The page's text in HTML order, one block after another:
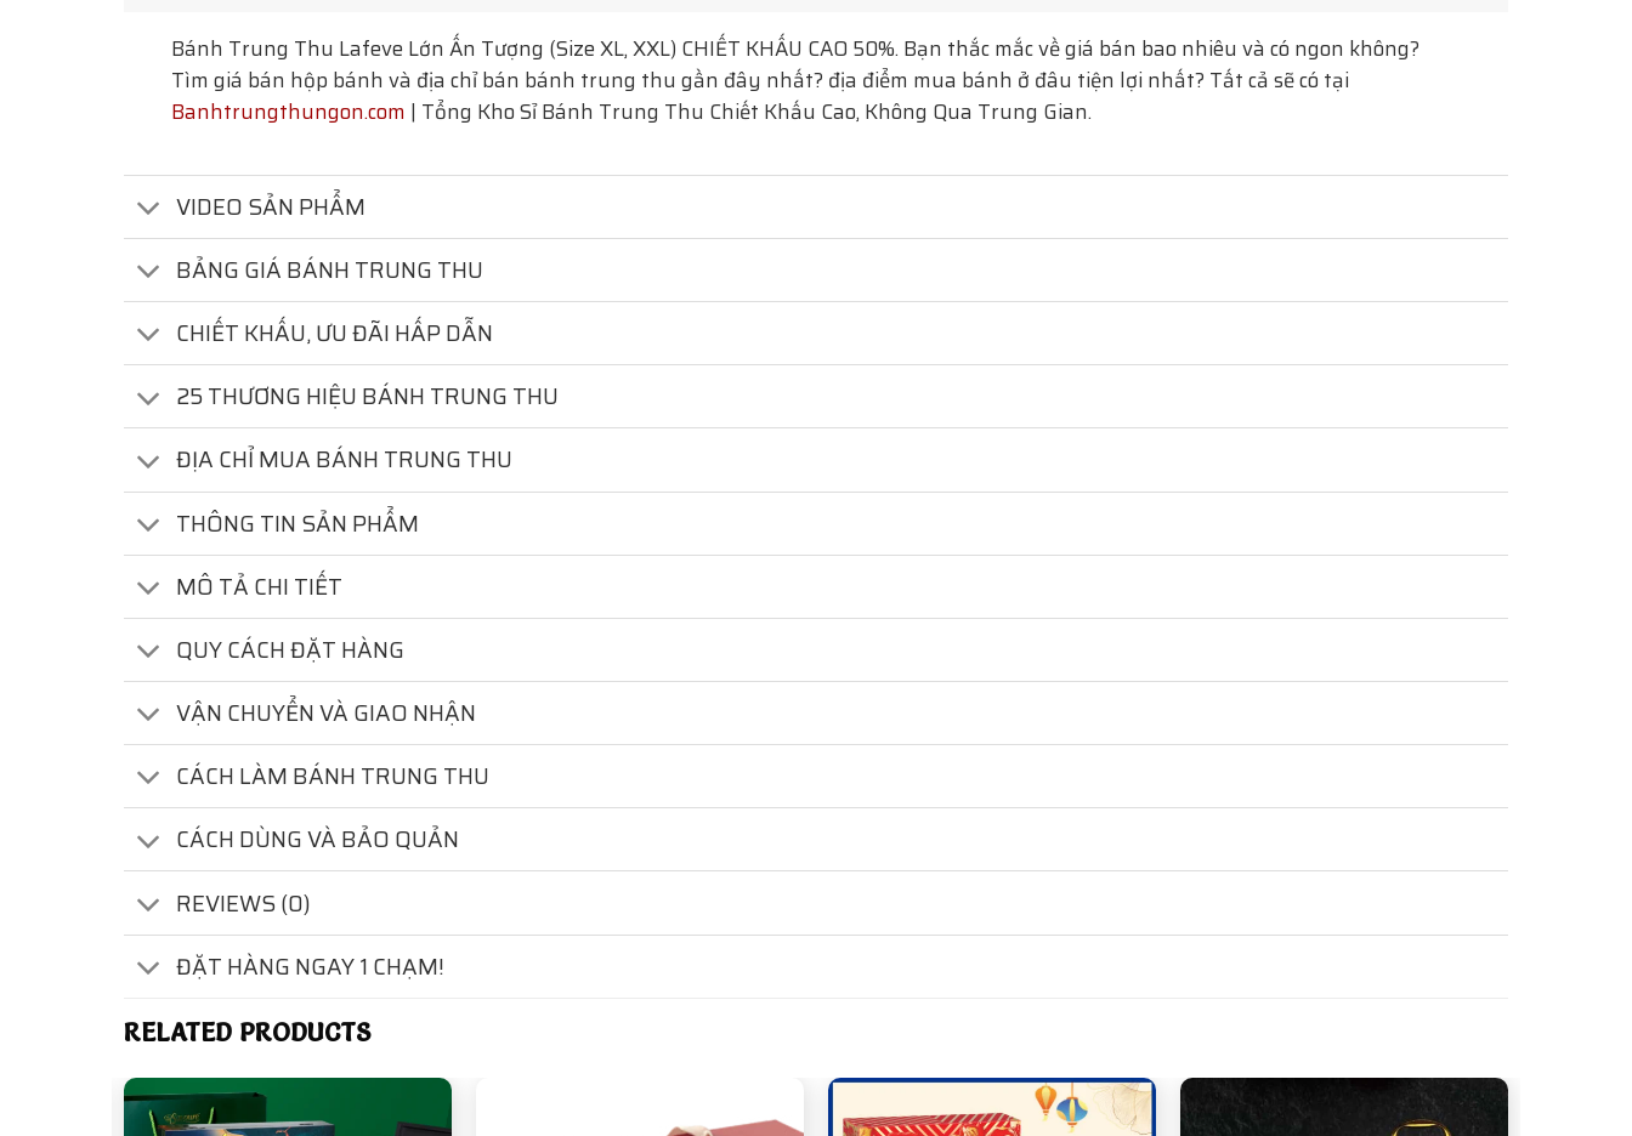
Bánh Trung Thu Lafeve Lớn Ấn Tượng (Size XL, XXL) CHIẾT KHẤU CAO 50%. Bạn thắc mắc về giá bán bao nhiêu và có ngon không?
Tìm giá bán hộp bánh và địa chỉ bán bánh trung thu gần đây nhất? địa điểm mua bánh ở đâu tiện lợi nhất? Tất cả sẽ có tại
Banhtrungthungon.com | Tổng Kho Sỉ Bánh Trung Thu Chiết Khấu Cao, Không Qua Trung Gian.
VIDEO SẢN PHẨM
BẢNG GIÁ BÁNH TRUNG THU
CHIẾT KHẤU, ƯU ĐÃI HẤP DẪN
25 THƯƠNG HIỆU BÁNH TRUNG THU
ĐỊA CHỈ MUA BÁNH TRUNG THU
THÔNG TIN SẢN PHẨM
MÔ TẢ CHI TIẾT
QUY CÁCH ĐẶT HÀNG
VẬN CHUYỂN VÀ GIAO NHẬN
CÁCH LÀM BÁNH TRUNG THU
CÁCH DÙNG VÀ BẢO QUẢN
REVIEWS (0)
ĐẶT HÀNG NGAY 1 CHẠM!
RELATED PRODUCTS